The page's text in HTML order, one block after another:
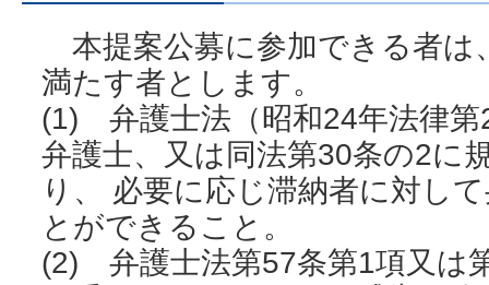
本提案公募に参加できる者は
満たす者とします。
(1) 弁護士法（昭和24年法律第
弁護士、又は同法第30条の2に
り、 必要に応じ滞納者に対し
とができること。
(2) 弁護士法第57条第1項又は